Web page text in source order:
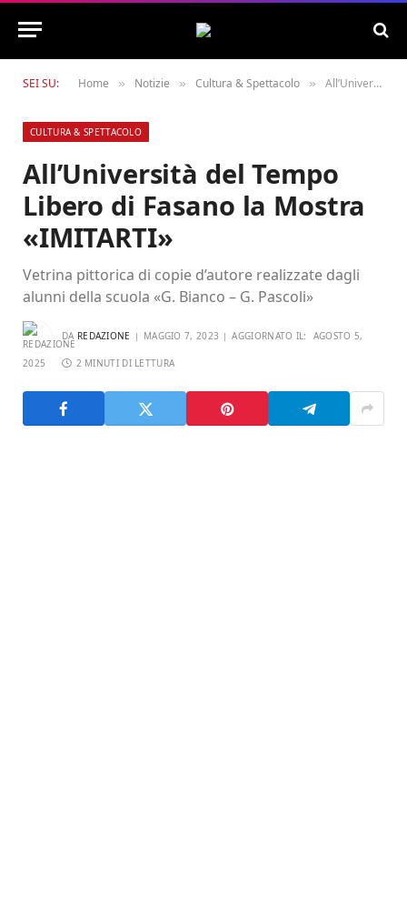
SEI SU: Home » Notizie » Cultura & Spettacolo » All’Università del Tempo Libero di Fasano la Mostra «IMITARTI»
CULTURA & SPETTACOLO
All’Università del Tempo
Libero di Fasano la Mostra
«IMITARTI»
Vetrina pittorica di copie d’autore realizzate dagli
alunni della scuola «G. Bianco – G. Pascoli»
DA REDAZIONE MAGGIO 7, 2023 AGGIORNATO IL: AGOSTO 5,
2025 2 MINUTI DI LETTURA